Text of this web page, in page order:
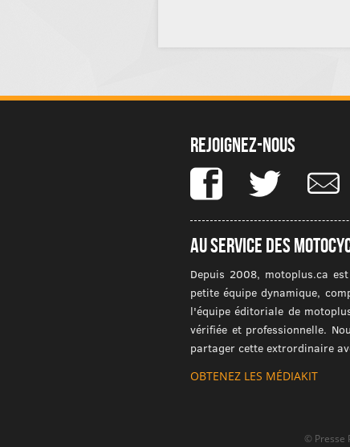
Rejoignez-nous
Au service des
Depuis 2008, motoplus.ca
petite équipe dynamique,
l'équipe éditoriale de
vérifiée et professionnelle.
partager cette extrordinaire
OBTENEZ LES MÉDIAKIT
© Presse